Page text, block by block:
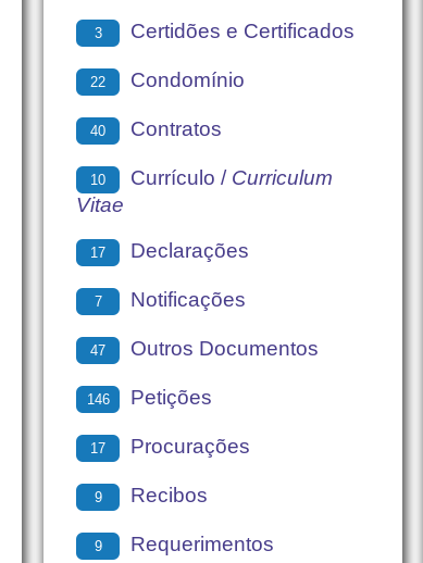
3 Certidões e Certificados
22 Condomínio
40 Contratos
10 Currículo / Curriculum
Vitae
17 Declarações
7 Notificações
47 Outros Documentos
146 Petições
17 Procurações
9 Recibos
9 Requerimentos